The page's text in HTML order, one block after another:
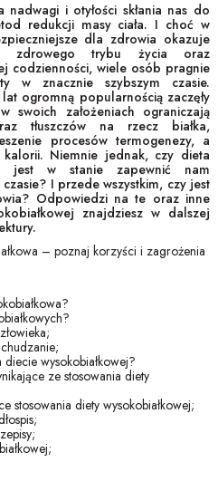
i otyłości skłania nas do
redukcji masy ciała. I choć w
dla zdrowia okazuje
zdrowego trybu życia oraz
codzienności, wiele osób pragnie
w znacznie szybszym czasie.
ogromną popularnością zaczęły
swoich założeniach ograniczają
tłuszczów na rzecz białka,
procesów termogenezy, a
Niemnie jednak, czy dieta
jest w stanie zapewnić nam
I przede wszystkim, czy jest
Odpowiedzi na te oraz inne
znajdziesz w dalszej
wysokobiałkowej?
ze stosowania diety
stosowania diety wysokobiałkowej;